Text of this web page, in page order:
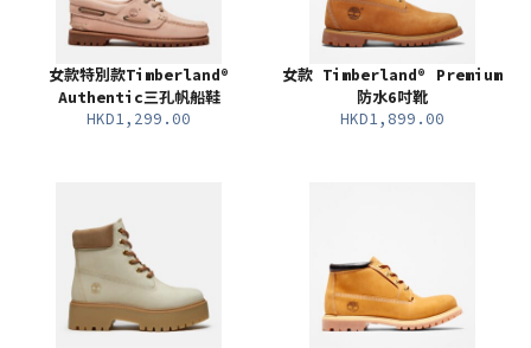
女款特別款Timberland®
Authentic三孔帆船鞋
HKD1,299.00
女款 Timberland® Premium
防水6吋靴
HKD1,899.00